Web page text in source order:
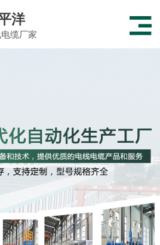
洋
缆厂家